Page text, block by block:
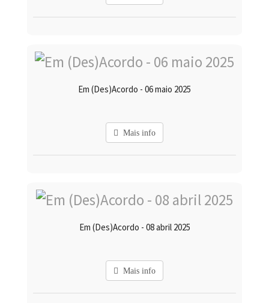
Em (Des)Acordo - 06 maio 2025
Mais info
Em (Des)Acordo - 08 abril 2025
Mais info